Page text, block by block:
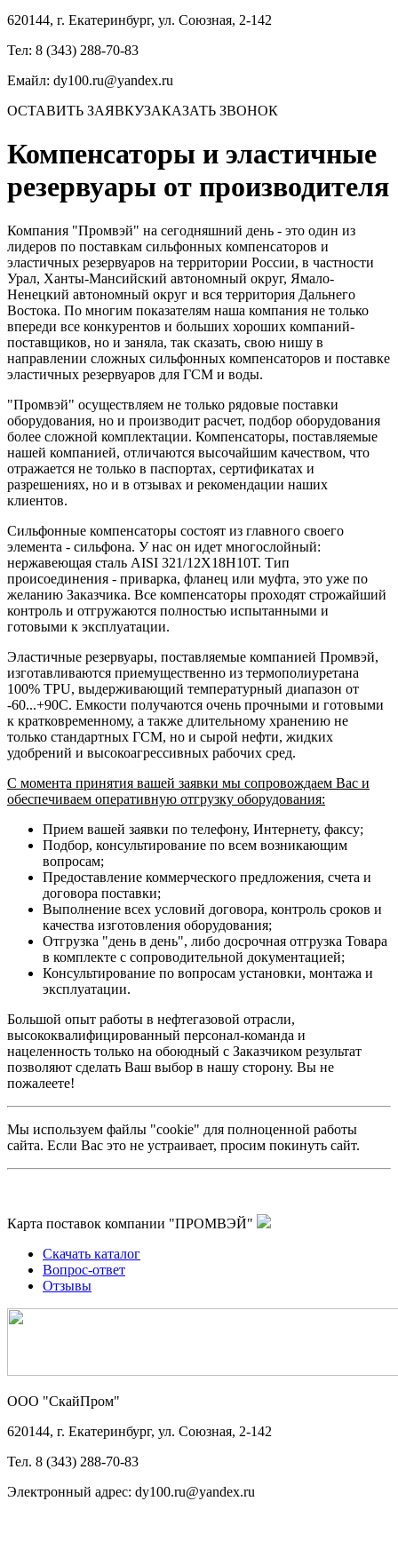
620144, г. Екатеринбург, ул. Союзная, 2-142
Тел: 8 (343) 288-70-83
Емайл: dy100.ru@yandex.ru
ОСТАВИТЬ ЗАЯВКУЗАКАЗАТЬ ЗВОНОК
Компенсаторы и эластичные
резервуары от производителя
Компания "Промвэй" на сегодняшний день - это один из
лидеров по поставкам сильфонных компенсаторов и
эластичных резервуаров на территории России, в частности
Урал, Ханты-Мансийский автономный округ, Ямало-
Ненецкий автономный округ и вся территория Дальнего
Востока. По многим показателям наша компания не только
впереди все конкурентов и больших хороших компаний-
поставщиков, но и заняла, так сказать, свою нишу в
направлении сложных сильфонных компенсаторов и поставке
эластичных резервуаров для ГСМ и воды.
"Промвэй" осуществляем не только рядовые поставки
оборудования, но и производит расчет, подбор оборудования
более сложной комплектации. Компенсаторы, поставляемые
нашей компанией, отличаются высочайшим качеством, что
отражается не только в паспортах, сертификатах и
разрешениях, но и в отзывах и рекомендации наших
клиентов.
Сильфонные компенсаторы состоят из главного своего
элемента - сильфона. У нас он идет многослойный:
нержавеющая сталь AISI 321/12Х18Н10Т. Тип
происоединения - приварка, фланец или муфта, это уже по
желанию Заказчика. Все компенсаторы проходят строжайший
контроль и отгружаются полностью испытанными и
готовыми к эксплуатации.
Эластичные резервуары, поставляемые компанией Промвэй,
изготавливаются приемущественно из термополиуретана
100% TPU, выдерживающий температурный диапазон от
-60...+90С. Емкости получаются очень прочными и готовыми
к кратковременному, а также длительному хранению не
только стандартных ГСМ, но и сырой нефти, жидких
удобрений и высокоагрессивных рабочих сред.
С момента принятия вашей заявки мы сопровождаем Вас и
обеспечиваем оперативную отгрузку оборудования:
Прием вашей заявки по телефону, Интернету, факсу;
Подбор, консультирование по всем возникающим
вопросам;
Предоставление коммерческого предложения, счета и
договора поставки;
Выполнение всех условий договора, контроль сроков и
качества изготовления оборудования;
Отгрузка "день в день", либо досрочная отгрузка Товара
в комплекте с сопроводительной документацией;
Консультирование по вопросам установки, монтажа и
эксплуатации.
Большой опыт работы в нефтегазовой отрасли,
высококвалифицированный персонал-команда и
нацеленность только на обоюдный с Заказчиком результат
позволяют сделать Ваш выбор в нашу сторону. Вы не
пожалеете!
Мы используем файлы "cookie" для полноценной работы
сайта. Если Вас это не устраивает, просим покинуть сайт.
Карта поставок компании "ПРОМВЭЙ"
Скачать каталог
Вопрос-ответ
Отзывы
ООО "СкайПром"
620144, г. Екатеринбург, ул. Союзная, 2-142
Тел. 8 (343) 288-70-83
Электронный адрес: dy100.ru@yandex.ru